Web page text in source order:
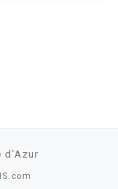
d'Azur